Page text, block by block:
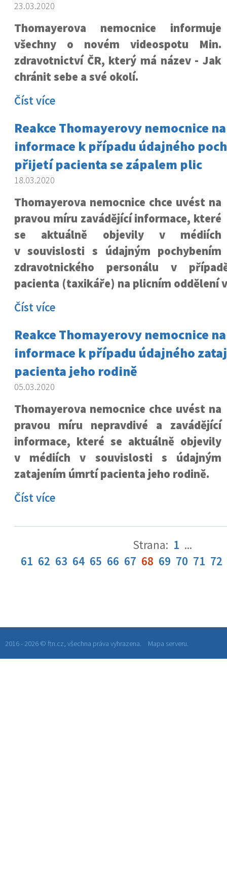
23.03.2020
Thomayerova nemocnice informuje
všechny o novém videospotu Min.
zdravotnictví ČR, který má název - Jak
chránit sebe a své okolí.
Číst více
Reakce Thomayerovy nemocnice
informace k případu údajného
přijetí pacienta se zápalem plic
18.03.2020
Thomayerova nemocnice chce uvést na
pravou míru zavádějící informace, které
se aktuálně objevily v médiích
v souvislosti s údajným pochybením
zdravotnického personálu v
pacienta (taxikáře) na plicním oddělení
Číst více
Reakce Thomayerovy nemocnice
informace k případu údajného
pacienta jeho rodině
05.03.2020
Thomayerova nemocnice chce uvést na
pravou míru nepravdivé a zavádějící
informace, které se aktuálně objevily
v médiích v souvislosti s údajným
zatajením úmrtí pacienta jeho rodině.
Číst více
Strana: 1 ...
61 62 63 64 65 66 67 68 69 70 71 72
2016 - 2026 © ftn.cz, všechna práva vyhrazena. Mapa serveru.